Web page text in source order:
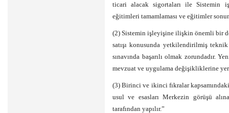
ticari alacak sigortaları ile Sistemin
eğitimleri tamamlaması ve eğitimler
(2) Sistemin işleyişine ilişkin önemli bir
satışı konusunda yetkilendirilmiş
sınavında başarılı olmak zorundadır.
mevzuat ve uygulama değişikliklerine
(3) Birinci ve ikinci fıkralar
usul ve esasları Merkezin görüşü
tarafından yapılır.”